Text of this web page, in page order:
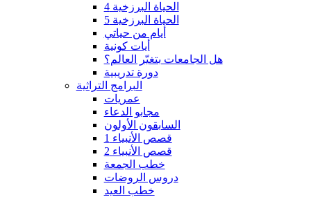
الحياة البرزخية 4
الحياة البرزخية 5
أيام من حياتي
أيات كونية
هل الجامعات بتغيّر العالم؟
دورة تدريبية
البرامج التراثية
عمريات
مجابو الدعاء
السابقون الأولون
قصص الأنبياء 1
قصص الأنبياء 2
خطب الجمعة
دروس الروضات
خطب العيد